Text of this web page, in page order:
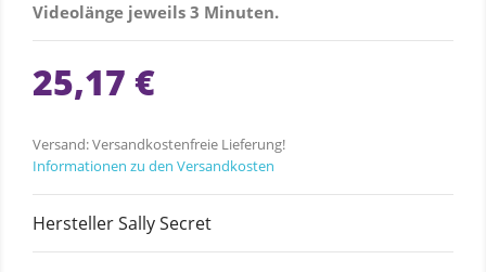
Videolänge jeweils 3 Minuten.
25,17 €
Versand: Versandkostenfreie Lieferung!
Informationen zu den Versandkosten
Hersteller Sally Secret